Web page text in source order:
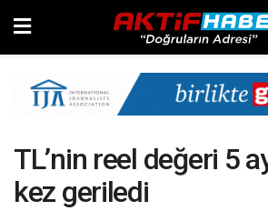
TL’nin reel değeri 5
kez geriledi